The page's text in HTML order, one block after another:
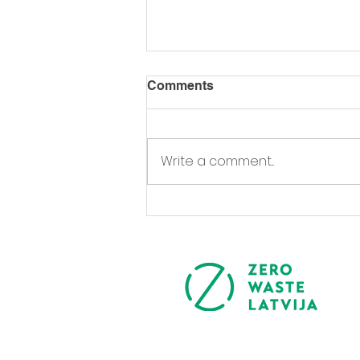
Comments
Write a comment...